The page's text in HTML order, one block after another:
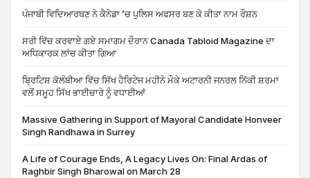
ਪੰਜਾਬੀ ਵਿਦਿਆਰਥਣ ਨੇ ਕੈਨੇਡਾ ’ਚ ਪੁਲਿਸ ਅਫਸਰ ਬਣ ਕੇ ਕੀਤਾ ਨਾਮ ਰੌਸ਼ਨ
ਸਰੀ ਵਿੱਚ ਕਰਵਾਏ ਗਏ ਸਮਾਗਮ ਦੌਰਾਨ Canada Tabloid Magazine ਦਾ
ਅਧਿਕਾਰਕ ਲਾਂਚ ਕੀਤਾ ਗਿਆ
ਬ੍ਰਿਟਿਸ਼ ਕੋਲੰਬੀਆ ਵਿੱਚ ਸਿੱਖ ਹੈਰਿਟੇਜ ਮਹੀਨੇ ਮੌਕੇ ਅਟਾਰਨੀ ਜਨਰਲ ਨਿੱਕੀ ਸ਼ਰਮਾ
ਵਲੋਂ ਸਮੂਹ ਸਿੱਖ ਭਾਈਚਾਰੇ ਨੂੰ ਵਧਾਈਆਂ
Massive Gathering in Support of Mayoral Candidate Honveer
Singh Randhawa in Surrey
A Life of Courage Ends, A Legacy Lives On: Final Ardas of
Raghbir Singh Bharowal on March 28